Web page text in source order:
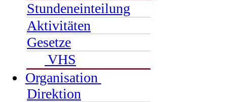
Stundeneinteilung
Aktivitäten
Gesetze
VHS
Organisation
Direktion